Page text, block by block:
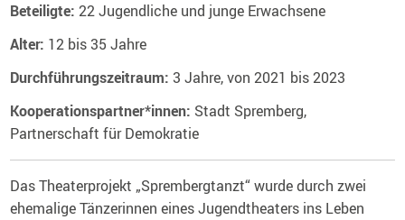
Beteiligte: 22 Jugendliche und junge Erwachsene
Alter: 12 bis 35 Jahre
Durchführungszeitraum: 3 Jahre, von 2021 bis 2023
Kooperationspartner*innen: Stadt Spremberg,
Partnerschaft für Demokratie
Das Theaterprojekt „Sprembergtanzt“ wurde durch zwei
ehemalige Tänzerinnen eines Jugendtheaters ins Leben